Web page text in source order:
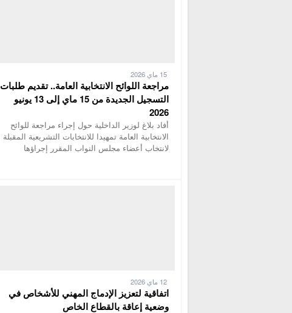
مراجعة اللوائح الانتخابية العامة.. تقديم طلبات
التسجيل الجديدة من 15 ماي إلى 13 يونيو
2026
أفاد بلاغ لوزير الداخلية حول إجراء مراجعة للوائح
الانتخابية العامة تمهيدا للانتخابات التشريعية المقبلة
لانتخاب أعضاء مجلس النواب المقرر إجراؤها
اتفاقية لتعزيز الإدماج المهني للأشخاص في
وضعية إعاقة بالقطاع الخاص